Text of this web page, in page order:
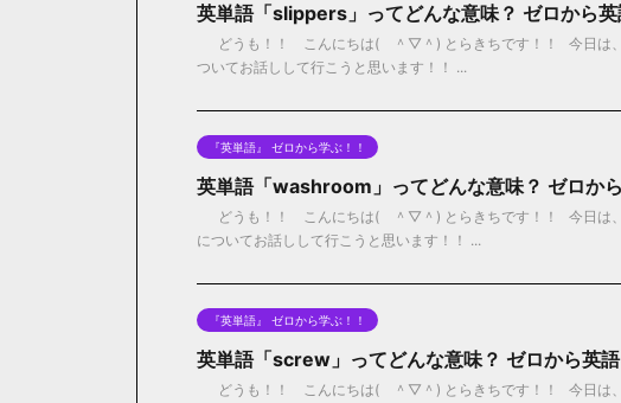
英単語「slippers」ってどんな意味？ ゼロから英
どうも！！ こんにちは( ＾▽＾) とらきちです！！ 今日は、
ついてお話しして行こうと思います！！ ...
『英単語』 ゼロから学ぶ！！
英単語「washroom」ってどんな意味？ ゼロか
どうも！！ こんにちは( ＾▽＾) とらきちです！！ 今日は、
についてお話しして行こうと思います！！ ...
『英単語』 ゼロから学ぶ！！
英単語「screw」ってどんな意味？ ゼロから英語
どうも！！ こんにちは( ＾▽＾) とらきちです！！ 今日は、